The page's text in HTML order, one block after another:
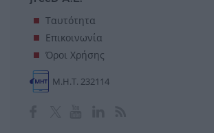
Ταυτότητα
Επικοινωνία
Όροι Χρήσης
Μ.Η.Τ. 232114